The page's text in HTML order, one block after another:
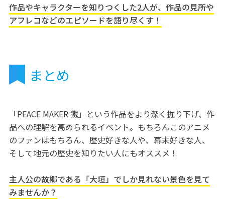
作品やキャラクターを知りつくした2人が、作品の見所や
アフレコなどのエピソードを語り尽くす！
まとめ
「PEACE MAKER 鐵」という作品をより深く掘り下げ、作
品への理解を高められるイベント。もちろんこのアニメ
のファンはもちろん、歴史好きな人や、幕末好きな人、
そして地元の歴史を知りたい人にもオススメ！
主人公の故郷である「大垣」でしか見れない景色を見て
みませんか？